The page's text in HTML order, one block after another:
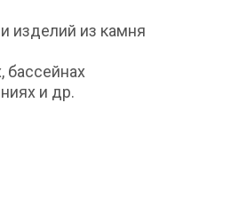
изделий из камня
бассейнах
и др.